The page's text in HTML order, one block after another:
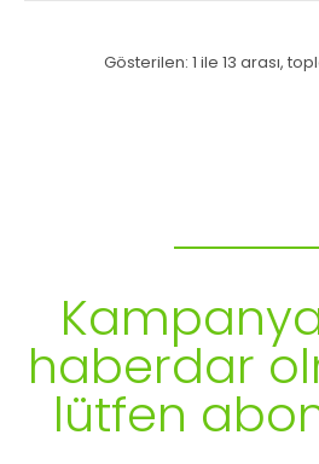
Gösterilen: 1 ile 13 arası,
haberdar
lütfen